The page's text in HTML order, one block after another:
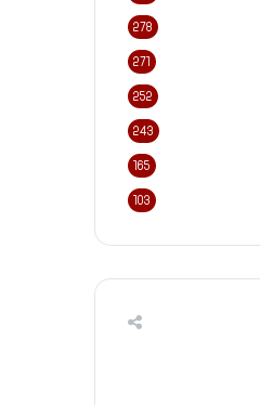
278
271
252
243
165
103